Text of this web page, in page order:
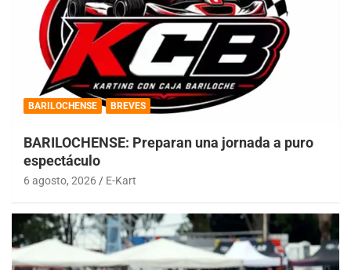
BARILOCHENSE BREVES
BARILOCHENSE: Preparan una jornada a puro
espectáculo
6 agosto, 2026 E-Kart